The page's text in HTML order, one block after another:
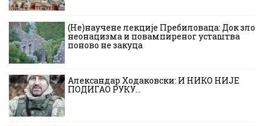
(Не)научене лекције Пребиловаца: Док зло
неонацизма и повампиреног усташтва
поново не закуца
Александар Ходаковски: И НИКО НИЈЕ
ПОДИГАО РУКУ…